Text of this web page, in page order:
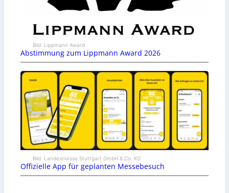
Bild: Lippmann Award
Abstimmung zum Lippmann Award 2026
Bild: Landesmesse Stuttgart GmbH & Co. KG
Offizielle App für geplanten Messebesuch